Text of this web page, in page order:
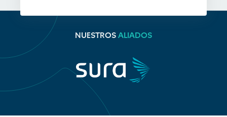
NUESTROS ALIADOS